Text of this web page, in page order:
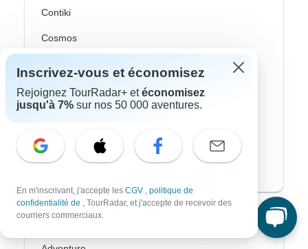
Contiki
Cosmos
Intrepid
Trafalgar
CroisiEurope River Cruises
Styles de voyage les plus populaires
Inscrivez-vous et économisez
Rejoignez TourRadar+ etéconomisez
jusqu'à 7% sur nos 50 000 aventures.
En m'inscrivant, j'accepte les CGV , politique de
confidentialité de , TourRadar, et j'accepte de recevoir des
courriers commerciaux.